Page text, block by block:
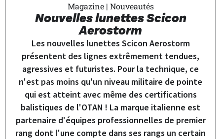
Magazine| Nouveautés
Nouvelles lunettes Scicon
Aerostorm
Les nouvelles lunettes Scicon Aerostorm
présentent des lignes extrêmement tendues,
agressives et futuristes. Pour la technique, ce
n'est pas moins qu'un niveau militaire de pointe
qui est atteint avec même des certifications
balistiques de l'OTAN ! La marque italienne est
partenaire d'équipes professionnelles de premier
rang dont l'une compte dans ses rangs un certain